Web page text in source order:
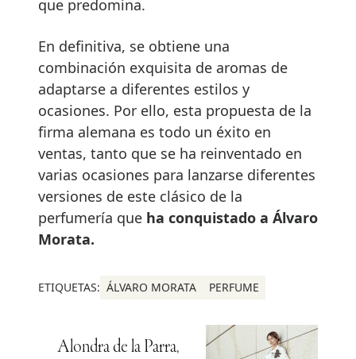
que predomina.
En definitiva, se obtiene una
combinación exquisita de aromas de
adaptarse a diferentes estilos y
ocasiones. Por ello, esta propuesta de la
firma alemana es todo un éxito en
ventas, tanto que se ha reinventado en
varias ocasiones para lanzarse diferentes
versiones de este clásico de la
perfumería que ha conquistado a Álvaro
Morata.
ETIQUETAS: ÁLVARO MORATA PERFUME
Alondra de la Parra,